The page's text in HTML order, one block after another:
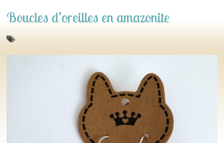
Boucles d’oreilles en amazonite